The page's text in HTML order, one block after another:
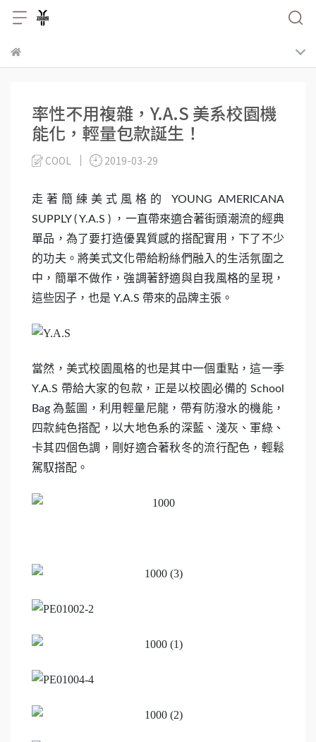
率性不用複雜，Y.A.S 美系校園機
能化，輕量包款誕生！
COOL 2019-03-29
走著簡練美式風格的 YOUNG AMERICANA
SUPPLY ( Y.A.S ) ，一直帶來適合著街頭潮流的經典
單品，為了要打造優異質感的搭配實用，下了不少
的功夫。將美式文化帶給粉絲們融入的生活氛圍之
中，簡單不做作，強調著舒適與自我風格的呈現，
這些因子，也是 Y.A.S 帶來的品牌主張。
當然，美式校園風格的也是其中一個重點，這一季
Y.A.S 帶給大家的包款，正是以校園必備的 School
Bag 為藍圖，利用輕量尼龍，帶有防潑水的機能，
四款純色搭配，以大地色系的深藍、淺灰、軍綠、
卡其四個色調，剛好適合著秋冬的流行配色，輕鬆
駕馭搭配。